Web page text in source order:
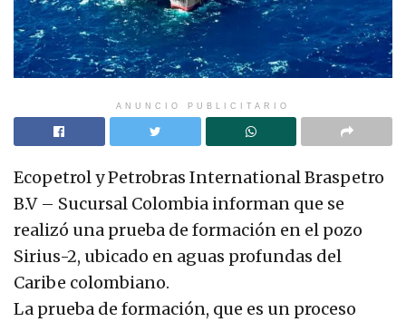
ANUNCIO PUBLICITARIO
Ecopetrol y Petrobras International Braspetro
B.V – Sucursal Colombia informan que se
realizó una prueba de formación en el pozo
Sirius-2, ubicado en aguas profundas del
Caribe colombiano.
La prueba de formación, que es un proceso